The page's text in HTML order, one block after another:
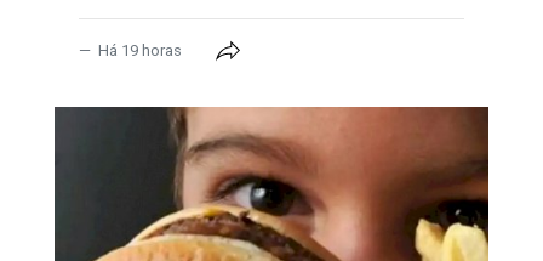
Há 19 horas